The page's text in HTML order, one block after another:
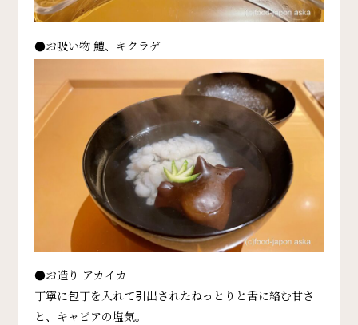
●お吸い物 鱧、キクラゲ
●お造り アカイカ
丁寧に包丁を入れて引出されたねっとりと舌に絡む甘さ
と、キャビアの塩気。